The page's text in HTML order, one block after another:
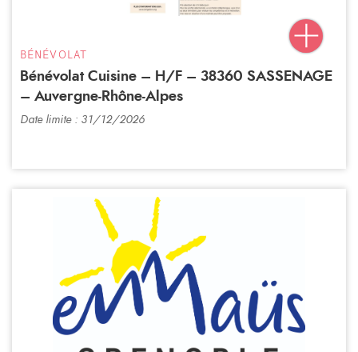
BÉNÉVOLAT
Bénévolat Cuisine – H/F – 38360 SASSENAGE
– Auvergne-Rhône-Alpes
Date limite : 31/12/2026